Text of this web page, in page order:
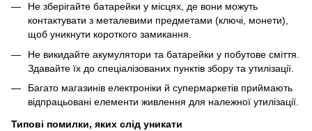
Не зберігайте батарейки у місцях, де вони можуть
контактувати з металевими предметами (ключі, монети),
щоб уникнути короткого замикання.
Не викидайте акумулятори та батарейки у побутове сміття.
Здавайте їх до спеціалізованих пунктів збору та утилізації.
Багато магазинів електроніки й супермаркетів приймають
відпрацьовані елементи живлення для належної утилізації.
Типові помилки, яких слід уникати